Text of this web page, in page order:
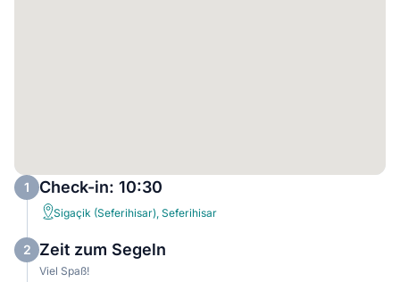
1 Check-in: 10:30
Sigaçik (Seferihisar), Seferihisar
2 Zeit zum Segeln
Viel Spaß!